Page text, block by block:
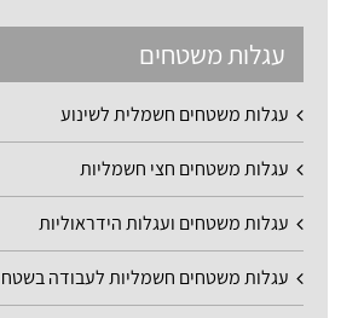
עגלות משטחים
עגלות משטחים חשמלית לשינוע
עגלות משטחים חצי חשמליות
עגלות משטחים ועגלות הידראוליות
עגלות משטחים חשמליות לעבודה